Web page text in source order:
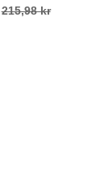
215,98 kr